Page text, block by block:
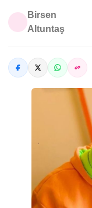
Birsen
Altuntaş